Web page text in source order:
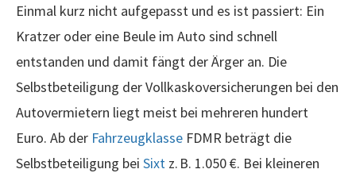
Einmal kurz nicht aufgepasst und es ist passiert: Ein
Kratzer oder eine Beule im Auto sind schnell
entstanden und damit fängt der Ärger an. Die
Selbstbeteiligung der Vollkaskoversicherungen bei den
Autovermietern liegt meist bei mehreren hundert
Euro. Ab der Fahrzeugklasse FDMR beträgt die
Selbstbeteiligung bei Sixt z. B. 1.050 €. Bei kleineren